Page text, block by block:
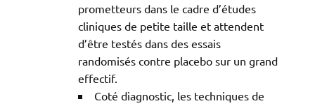
prometteurs dans le cadre d’études
cliniques de petite taille et attendent
d’être testés dans des essais
randomisés contre placebo sur un grand
effectif.
Coté diagnostic, les techniques de